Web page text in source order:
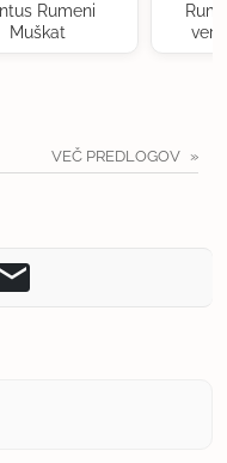
Rumeni
Muškat
VEČ PREDLOGOV